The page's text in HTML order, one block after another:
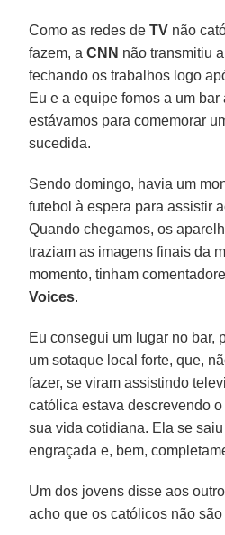
Como as redes deTV não
fazem, aCNN não transmitiu
fechando os trabalhos logo
Eu e a equipe fomos a um
estávamos para comemorar
sucedida.
Sendo domingo, havia um
futebol à espera para assistir
Quando chegamos, os
traziam as imagens finais da
momento, tinham
Voices.
Eu consegui um lugar no bar,
um sotaque local forte, que,
fazer, se viram assistindo
católica estava descrevendo
sua vida cotidiana. Ela se
engraçada e, bem,
Um dos jovens disse aos
acho que os católicos não são